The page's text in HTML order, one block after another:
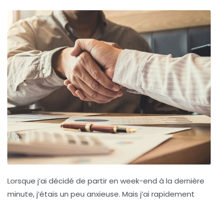
Lorsque j’ai décidé de partir en week-end à la dernière
minute, j’étais un peu anxieuse. Mais j’ai rapidement